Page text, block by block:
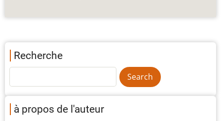
Recherche
à propos de l'auteur